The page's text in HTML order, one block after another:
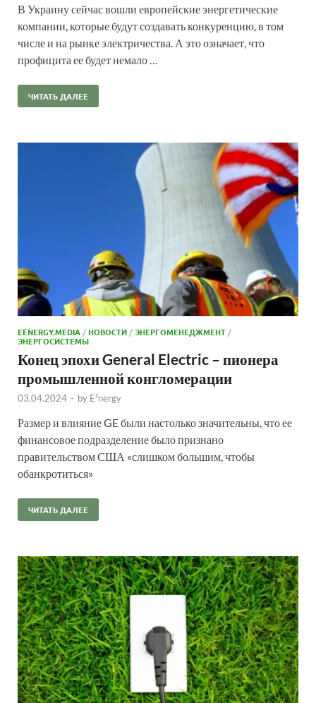
В Украину сейчас вошли европейские энергетические
компании, которые будут создавать конкуренцию, в том
числе и на рынке электричества. А это означает, что
профицита ее будет немало …
ЧИТАТЬ ДАЛЕЕ
EENERGY.MEDIA /НОВОСТИ /ЭНЕРГОМЕНЕДЖМЕНТ /
ЭНЕРГОСИСТЕМЫ
Конец эпохи General Electric – пионера
промышленной конгломерации
03.04.2024 - by E²nergy
Размер и влияние GE были настолько значительны, что ее
финансовое подразделение было признано
правительством США «слишком большим, чтобы
обанкротиться»
ЧИТАТЬ ДАЛЕЕ